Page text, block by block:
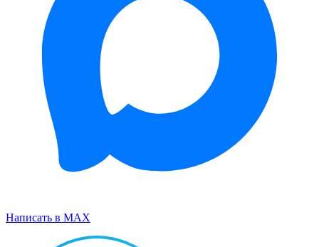
Написать в MAX